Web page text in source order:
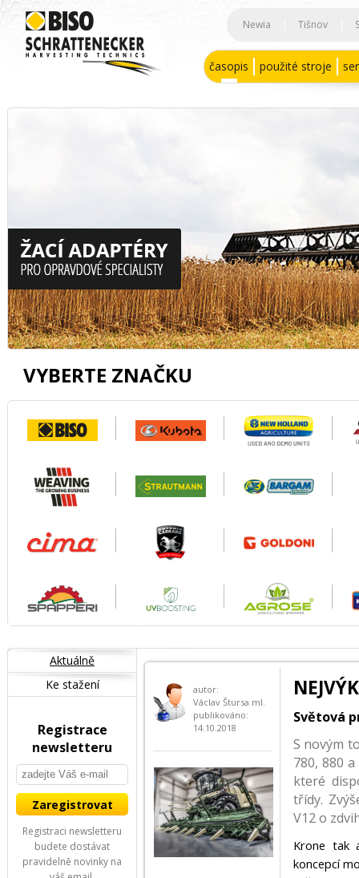
Newia Tišnov
časopis použité stroje
VYBERTE ZNAČKU
autor:
Václav Štursa ml.
publikováno:
14.10.2018
Světová
S novým
780, 880
které
třídy.
V12 o
Krone tak
koncepcí
Aktuálně
Ke stažení
Registrace
newsletteru
Registraci newsletteru
budete dostávat
pravidelně novinky na